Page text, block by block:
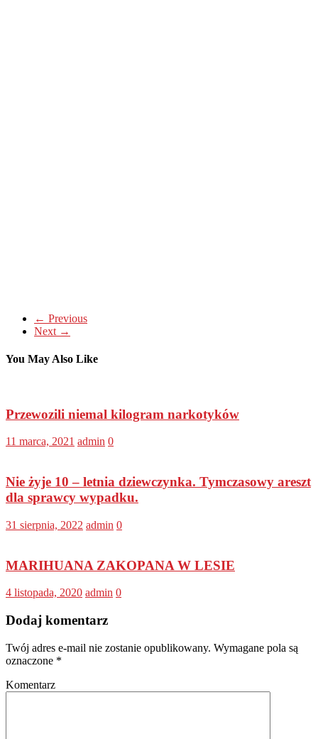
← Previous
Next →
You May Also Like
Przewozili niemal kilogram narkotyków
11 marca, 2021 admin 0
Nie żyje 10 – letnia dziewczynka. Tymczasowy areszt
dla sprawcy wypadku.
31 sierpnia, 2022 admin 0
MARIHUANA ZAKOPANA W LESIE
4 listopada, 2020 admin 0
Dodaj komentarz
Twój adres e-mail nie zostanie opublikowany. Wymagane pola są
oznaczone *
Komentarz